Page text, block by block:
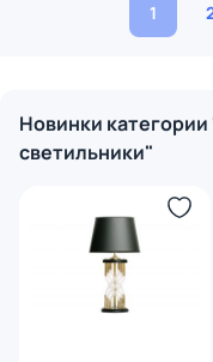
1
Новинки
светильники"